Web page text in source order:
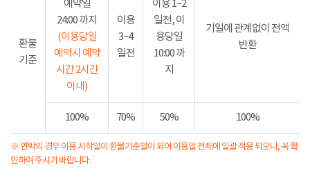
환불
기준
예약일
24:00 까지
(이용당일
예약시 예약
시간 2시간
이내)
이용
3~4
일전
이용 1~2
일전, 이
용당일
10:00 까
지
기일에 관계없이 전액
반환
100% 70% 50% 100%
※ 연박의 경우 이용 시작일이 환불기준일이 되어 이용일 전체에 일괄 적용 되오니, 꼭 확
인하여 주시기 바랍니다.